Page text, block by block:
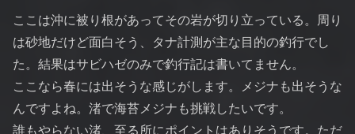
ここは沖に被り根があってその岩が切り立っている。周り
は砂地だけど面白そう、タナ計測が主な目的の釣行でし
た。結果はサビハゼのみで釣行記は書いてません。
ここなら春には出そうな感じがします。メジナも出そうな
んですよね。渚で海苔メジナも挑戦したいです。
誰もやらない渚、至る所にポイントはありそうです。ただ